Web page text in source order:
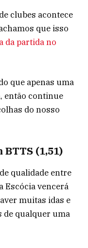
clubes acontece
que isso
da partida no
que apenas uma
então continue
do nosso
BTTS (1,51)
qualidade entre
Escócia vencerá
muitas idas e
de qualquer uma